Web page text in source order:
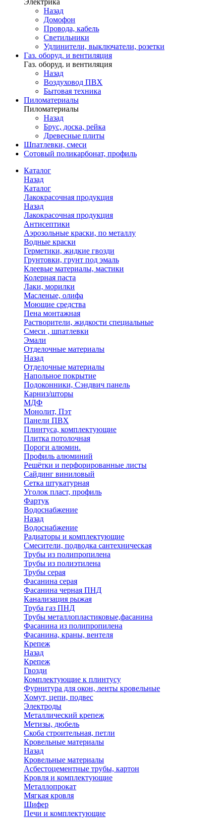
Электрика
Назад
Домофон
Провода, кабель
Светильники
Удлинители, выключатели, розетки
Газ. оборуд. и вентиляция
Газ. оборуд. и вентиляция
Назад
Воздуховод ПВХ
Бытовая техника
Пиломатериалы
Пиломатериалы
Назад
Брус, доска, рейка
Древесные плиты
Шпатлевки, смеси
Сотовый поликарбонат, профиль
Каталог
Назад
Каталог
Лакокрасочная продукция
Назад
Лакокрасочная продукция
Антисептики
Аэрозольные краски, по металлу
Водные краски
Герметики, жидкие гвозди
Грунтовки, грунт под эмаль
Клеевые материалы, мастики
Колерная паста
Лаки, морилки
Масленые, олифа
Моющие средства
Пена монтажная
Растворители, жидкости специальные
Смеси , шпатлевки
Эмали
Отделочные материалы
Назад
Отделочные материалы
Напольное покрытие
Подоконники, Сэндвич панель
Карниз/шторы
МДФ
Монолит, Пэт
Панели ПВХ
Плинтуса, комплектующие
Плитка потолочная
Пороги алюмин.
Профиль алюминий
Решётки и перфорированные листы
Сайдинг виниловый
Сетка штукатурная
Уголок пласт, профиль
Фартук
Водоснабжение
Назад
Водоснабжение
Радиаторы и комплектующие
Смесители, подводка сантехническая
Трубы из полипропилена
Трубы из полиэтилена
Трубы серая
Фасанина серая
Фасанина черная ПНД
Канализация рыжая
Труба газ ПНД
Трубы металлопластиковые,фасанина
Фасанина из полипропилена
Фасанина, краны, вентеля
Крепеж
Назад
Крепеж
Гвозди
Комплектующие к плинтусу
Фурнитура для окон, ленты кровельные
Хомут, цепи, подвес
Электроды
Металлический крепеж
Метизы, дюбель
Скоба строительная, петли
Кровельные материалы
Назад
Кровельные материалы
Асбестоцементные трубы, картон
Кровля и комплектующие
Металлопрокат
Мягкая кровля
Шифер
Печи и комплектующие